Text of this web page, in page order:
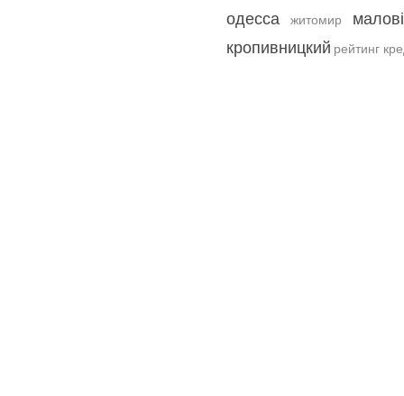
одесса
житомир
кропивницкий рейтинг